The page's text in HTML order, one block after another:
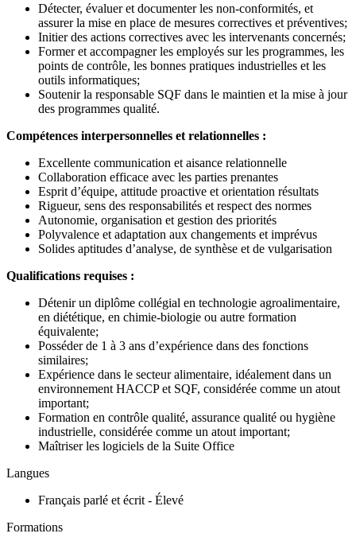
Détecter, évaluer et documenter les non-conformités, et
assurer la mise en place de mesures correctives et préventives;
Initier des actions correctives avec les intervenants concernés;
Former et accompagner les employés sur les programmes, les
points de contrôle, les bonnes pratiques industrielles et les
outils informatiques;
Soutenir la responsable SQF dans le maintien et la mise à jour
des programmes qualité.
Compétences interpersonnelles et relationnelles :
Excellente communication et aisance relationnelle
Collaboration efficace avec les parties prenantes
Esprit d’équipe, attitude proactive et orientation résultats
Rigueur, sens des responsabilités et respect des normes
Autonomie, organisation et gestion des priorités
Polyvalence et adaptation aux changements et imprévus
Solides aptitudes d’analyse, de synthèse et de vulgarisation
Qualifications requises :
Détenir un diplôme collégial en technologie agroalimentaire,
en diététique, en chimie-biologie ou autre formation
équivalente;
Posséder de 1 à 3 ans d’expérience dans des fonctions
similaires;
Expérience dans le secteur alimentaire, idéalement dans un
environnement HACCP et SQF, considérée comme un atout
important;
Formation en contrôle qualité, assurance qualité ou hygiène
industrielle, considérée comme un atout important;
Maîtriser les logiciels de la Suite Office
Langues
Français parlé et écrit - Élevé
Formations